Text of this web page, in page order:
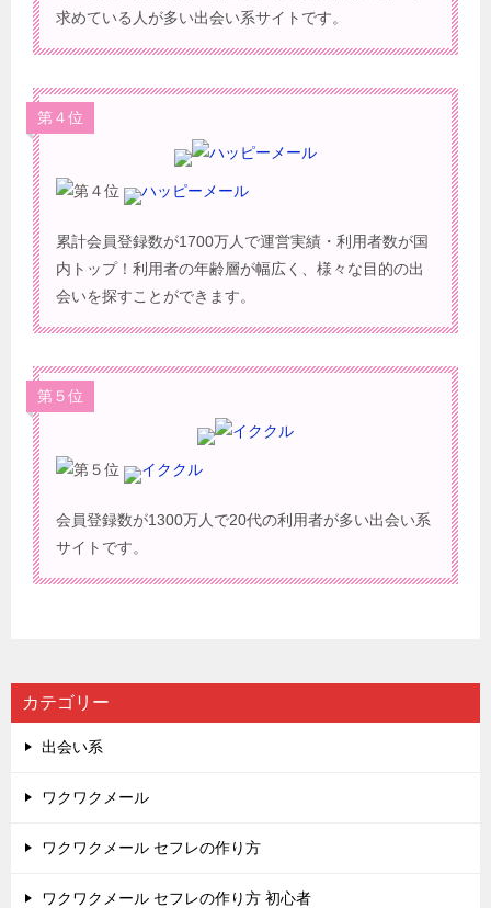
求めている人が多い出会い系サイトです。
第４位
ハッピーメール
累計会員登録数が1700万人で運営実績・利用者数が国
内トップ！利用者の年齢層が幅広く、様々な目的の出
会いを探すことができます。
第５位
イククル
会員登録数が1300万人で20代の利用者が多い出会い系
サイトです。
カテゴリー
出会い系
ワクワクメール
ワクワクメール セフレの作り方
ワクワクメール セフレの作り方 初心者